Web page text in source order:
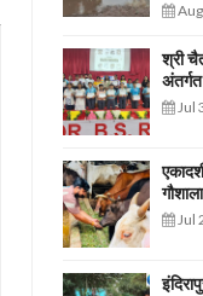
श्री
Jul
Jul